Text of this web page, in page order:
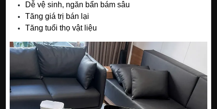
Dễ vệ sinh, ngăn bẩn bám sâu
Tăng giá trị bán lại
Tăng tuổi thọ vật liệu